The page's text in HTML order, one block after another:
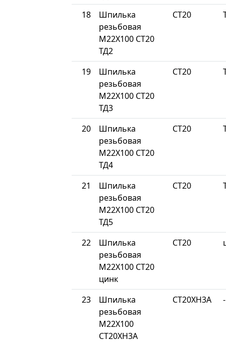
18
Шпилька
резьбовая
М22Х100 СТ20
ТД2
СТ20
19
Шпилька
резьбовая
М22Х100 СТ20
ТД3
СТ20
20
Шпилька
резьбовая
М22Х100 СТ20
ТД4
СТ20
21
Шпилька
резьбовая
М22Х100 СТ20
ТД5
СТ20
22
Шпилька
резьбовая
М22Х100 СТ20
цинк
СТ20
23
Шпилька
резьбовая
М22Х100
СТ20ХН3А
СТ20ХН3А -